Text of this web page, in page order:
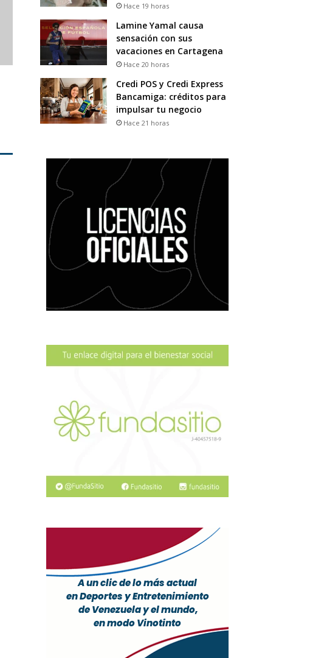
Hace 19 horas
Lamine Yamal causa
sensación con sus
vacaciones en Cartagena
Hace 20 horas
Credi POS y Credi Express
Bancamiga: créditos para
impulsar tu negocio
Hace 21 horas